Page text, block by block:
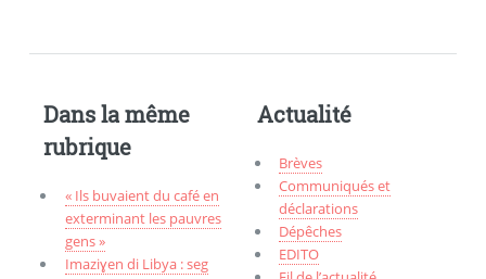
Dans la même
rubrique
« Ils buvaient du café en
exterminant les pauvres
gens »
Imaziɣen di Libya : seg
Actualité
Brèves
Communiqués et
déclarations
Dépêches
EDITO